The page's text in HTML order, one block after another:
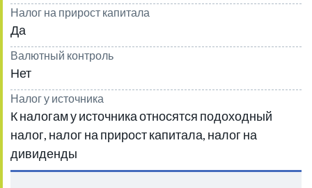
Налог на прирост капитала
Да
Валютный контроль
Нет
Налог у источника
К налогам у источника относятся подоходный
налог, налог на прирост капитала, налог на
дивиденды